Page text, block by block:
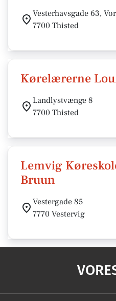
Vesterhavsgade 63,
7700 Thisted
Kørelærerne
Landlystvænge 8
7700 Thisted
Lemvig
Bruun
Vestergade 85
7770 Vestervig